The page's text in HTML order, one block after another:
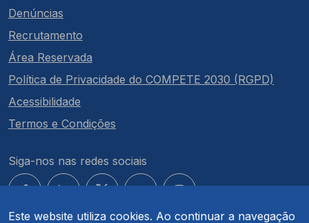
Este website utiliza cookies. Ao continuar a navegação
Denúncias
Recrutamento
Área Reservada
Política de Privacidade do COMPETE 2030 (RGPD)
Acessibilidade
Termos e Condições
Siga-nos nas redes sociais